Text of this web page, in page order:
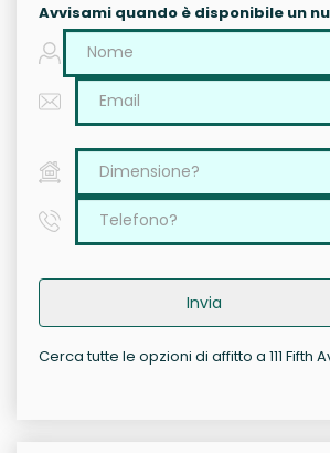
Avvisami quando è disponibile un
Invia
Cerca tutte le opzioni di affitto a 111 Fifth